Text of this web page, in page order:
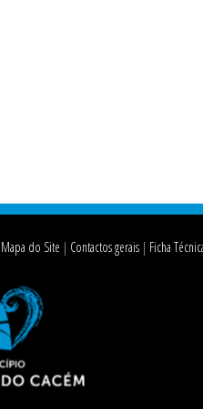
Mapa do Site Contactos gerais Ficha